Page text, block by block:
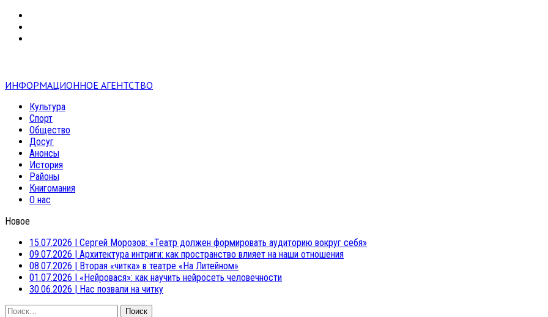
ИНФОРМАЦИОННОЕ АГЕНТСТВО
Культура
Спорт
Общество
Досуг
Анонсы
История
Районы
Книгомания
О нас
Новое
15.07.2026 | Сергей Морозов: «Театр должен формировать аудиторию вокруг себя»
09.07.2026 | Архитектура интриги: как пространство влияет на наши отношения
08.07.2026 | Вторая «читка» в театре «На Литейном»
01.07.2026 | «Нейровася»: как научить нейросеть человечности
30.06.2026 | Нас позвали на читку
Найти: